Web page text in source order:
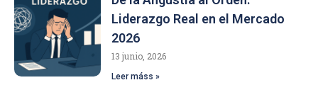
Liderazgo Real en el Mercado
2026
13 junio, 2026
Leer máss »